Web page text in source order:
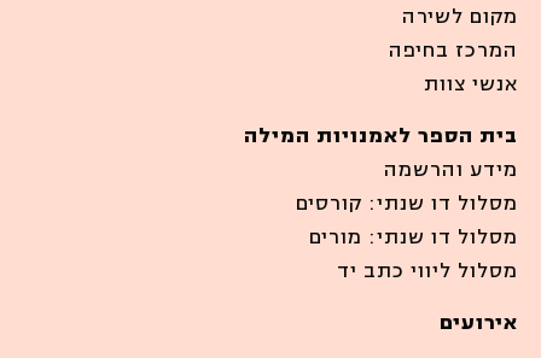
מקום לשירה
המרכז בחיפה
אנשי צוות
בית הספר לאמנויות המילה
מידע והרשמה
מסלול דו שנתי: קורסים
מסלול דו שנתי: מורים
מסלול ליווי כתב יד
אירועים